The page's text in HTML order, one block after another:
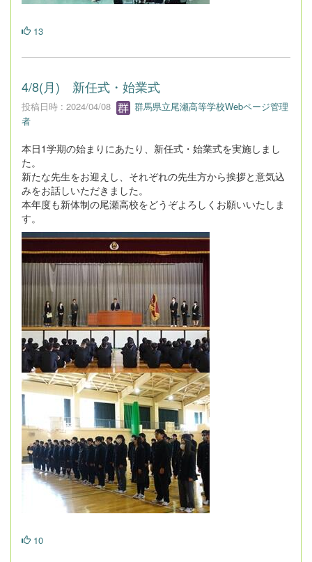
13
4/8(月) 新任式・始業式
投稿日時 : 2024/04/08
群馬県立尾瀬高等学校Webページ管理
者
本日1学期の始まりにあたり、新任式・始業式を実施しまし
た。
新たな先生をお迎えし、それぞれの先生方から挨拶と意気込
みをお話しいただきました。
本年度も新体制の尾瀬高校をどうぞよろしくお願いいたしま
す。
10